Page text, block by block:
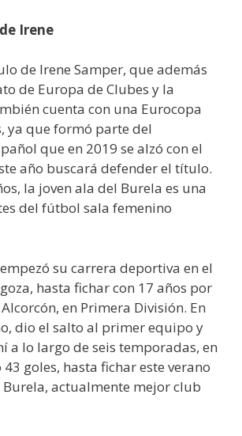
Irene
de Irene Samper, que además
de Europa de Clubes y la
cuenta con una Eurocopa
ya que formó parte del
que en 2019 se alzó con el
año buscará defender el título.
la joven ala del Burela es una
del fútbol sala femenino
su carrera deportiva en el
hasta fichar con 17 años por
en Primera División. En
dio el salto al primer equipo y
a lo largo de seis temporadas, en
goles, hasta fichar este verano
actualmente mejor club